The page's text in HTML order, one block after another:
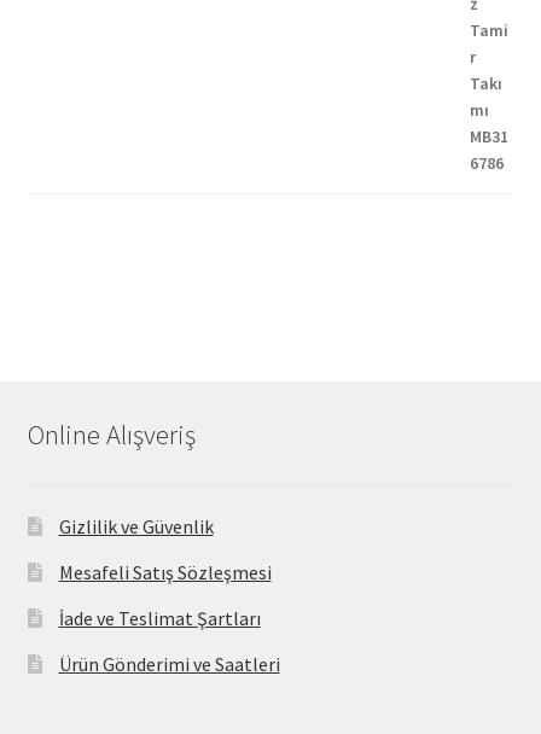
Online Alışveriş
Gizlilik ve Güvenlik
Mesafeli Satış Sözleşmesi
İade ve Teslimat Şartları
Ürün Gönderimi ve Saatleri